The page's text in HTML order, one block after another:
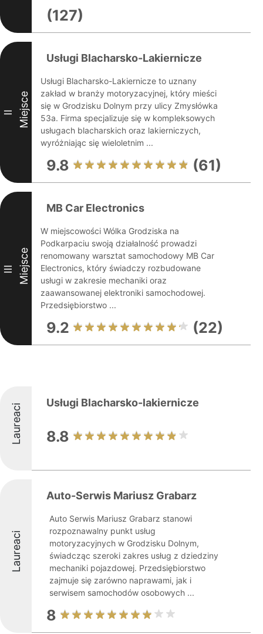
(127)
II Miejsce
Usługi Blacharsko-Lakiernicze
Usługi Blacharsko-Lakiernicze to uznany
zakład w branży motoryzacyjnej, który mieści
się w Grodzisku Dolnym przy ulicy Zmysłówka
53a. Firma specjalizuje się w kompleksowych
usługach blacharskich oraz lakierniczych,
wyróżniając się wieloletnim ...
9.8 (61)
III Miejsce
MB Car Electronics
W miejscowości Wólka Grodziska na
Podkarpaciu swoją działalność prowadzi
renomowany warsztat samochodowy MB Car
Electronics, który świadczy rozbudowane
usługi w zakresie mechaniki oraz
zaawansowanej elektroniki samochodowej.
Przedsiębiorstwo ...
9.2 (22)
Laureaci Usługi Blacharsko-lakiernicze
8.8
Laureaci
Auto-Serwis Mariusz Grabarz
Auto Serwis Mariusz Grabarz stanowi
rozpoznawalny punkt usług
motoryzacyjnych w Grodzisku Dolnym,
świadcząc szeroki zakres usług z dziedziny
mechaniki pojazdowej. Przedsiębiorstwo
zajmuje się zarówno naprawami, jak i
serwisem samochodów osobowych ...
8